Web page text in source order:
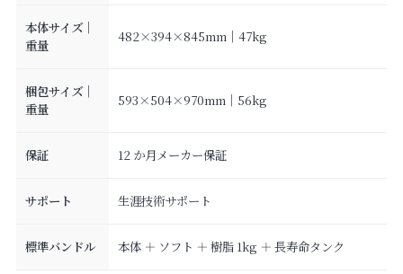
本体サイズ｜
重量
482×394×845mm｜47kg
梱包サイズ｜
重量
593×504×970mm｜56kg
保証 12 か月メーカー保証
サポート 生涯技術サポート
標準バンドル 本体 ＋ ソフト ＋ 樹脂 1kg ＋ 長寿命タンク